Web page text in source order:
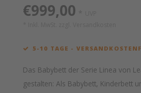
€999,00
5-10 TAGE -
Das Babybett der Serie Linea von
gestalten: Als Babybett, Kinderbett